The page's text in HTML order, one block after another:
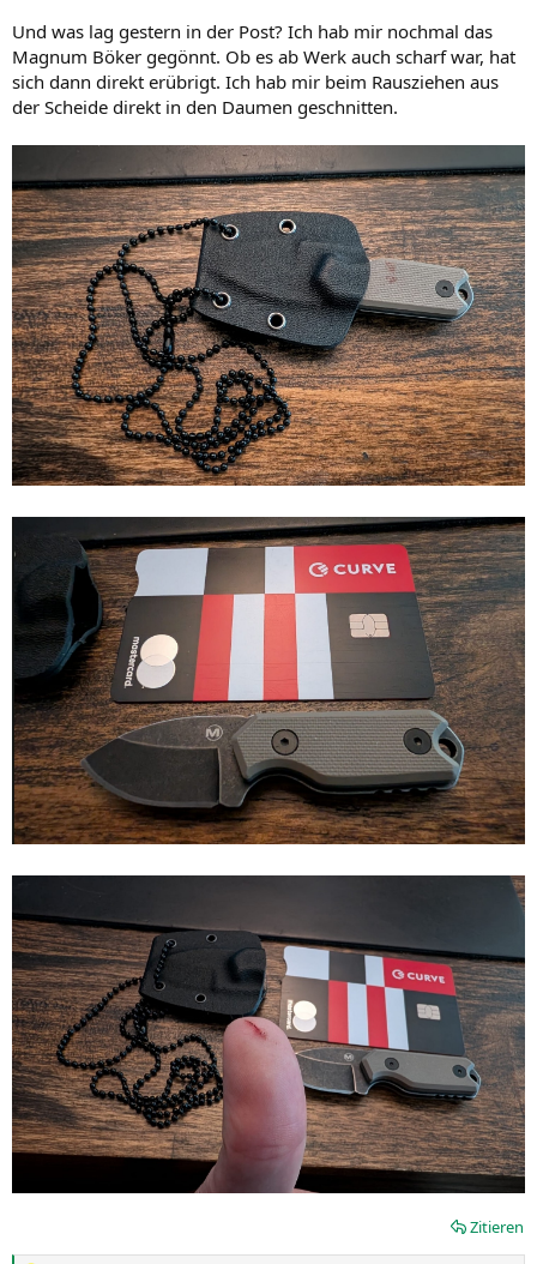
Und was lag gestern in der Post? Ich hab mir nochmal das
Magnum Böker gegönnt. Ob es ab Werk auch scharf war, hat
sich dann direkt erübrigt. Ich hab mir beim Rausziehen aus
der Scheide direkt in den Daumen geschnitten.
Zitieren